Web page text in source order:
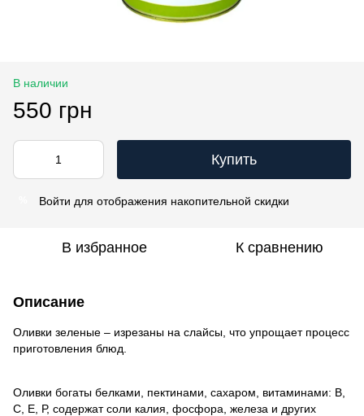
В наличии
550 грн
Купить
Войти для отображения накопительной скидки
В избранное К сравнению
Описание
Оливки зеленые – изрезаны на слайсы, что упрощает процесс
приготовления блюд.
Оливки богаты белками, пектинами, сахаром, витаминами: В,
С, Е, Р, содержат соли калия, фосфора, железа и других